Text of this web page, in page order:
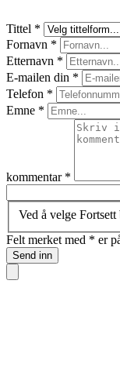
Tittel *
Fornavn *
Etternavn *
E-mailen din *
Telefon *
Emne *
kommentar *
Ved å velge
Felt merket med * er
Send inn